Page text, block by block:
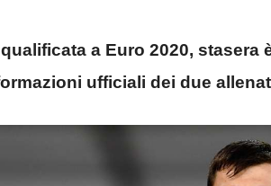
qualificata a Euro 2020,
ufficiali dei due